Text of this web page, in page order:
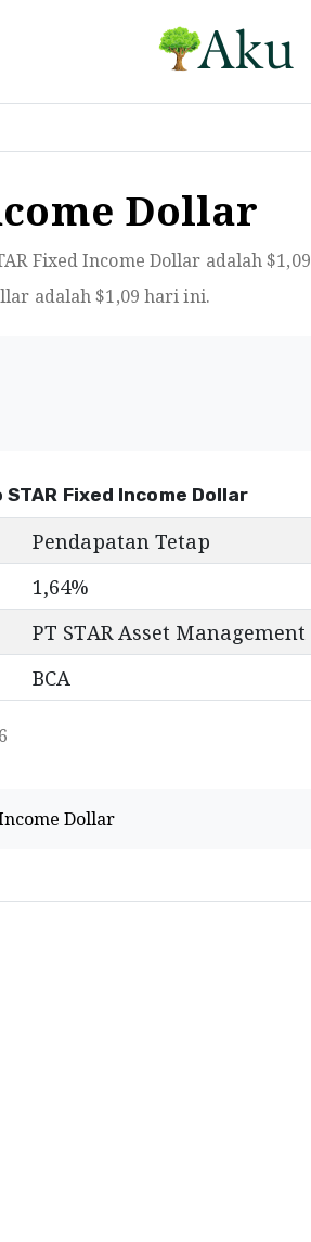
Dollar
Fixed Income Dollar adalah $1,09
adalah $1,09 hari ini.
STAR Fixed Income Dollar
Pendapatan Tetap
1,64%
PT STAR Asset Management
BCA
Dollar